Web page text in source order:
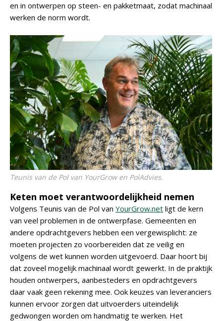
en in ontwerpen op steen- en pakketmaat, zodat machinaal
werken de norm wordt.
Teunis van de Pol van YourGrow en PolAdvies.
Keten moet verantwoordelijkheid nemen
Volgens Teunis van de Pol van YourGrow.net ligt de kern
van veel problemen in de ontwerpfase. Gemeenten en
andere opdrachtgevers hebben een vergewisplicht: ze
moeten projecten zo voorbereiden dat ze veilig en
volgens de wet kunnen worden uitgevoerd. Daar hoort bij
dat zoveel mogelijk machinaal wordt gewerkt. In de praktijk
houden ontwerpers, aanbesteders en opdrachtgevers
daar vaak geen rekening mee. Ook keuzes van leveranciers
kunnen ervoor zorgen dat uitvoerders uiteindelijk
gedwongen worden om handmatig te werken. Het